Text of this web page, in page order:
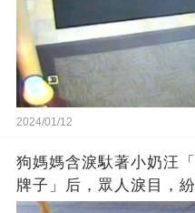
2024/01/12
狗媽媽含淚馱著小奶汪
牌子」后，眾人淚目，